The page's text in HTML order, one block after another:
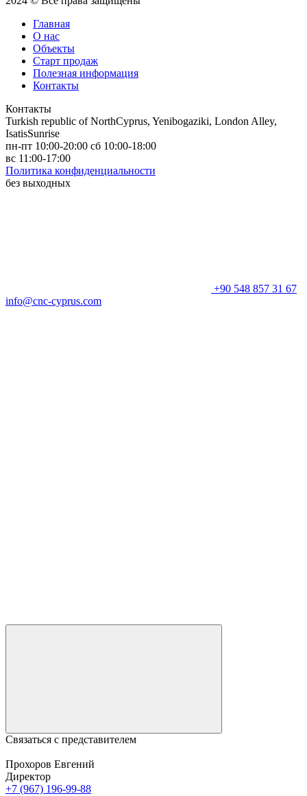
Главная
О нас
Объекты
Старт продаж
Полезная информация
Контакты
Контакты
Turkish republic of NorthCyprus, Yenibogaziki, London Alley,
IsatisSunrise
пн-пт 10:00-20:00 сб 10:00-18:00
вс 11:00-17:00
Политика конфиденциальности
без выходных
+90 548 857 31 67
info@cnc-cyprus.com
Связаться с представителем
Прохоров Евгений
Директор
+7 (967) 196-99-88